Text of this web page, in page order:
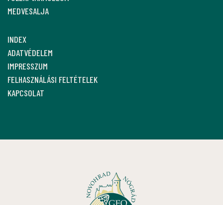
MEDVESALJA
INDEX
ADATVÉDELEM
IMPRESSZUM
FELHASZNÁLÁSI FELTÉTELEK
KAPCSOLAT